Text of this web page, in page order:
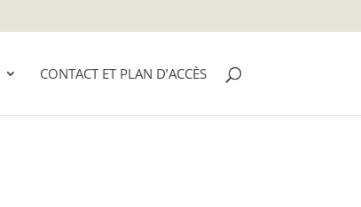
CONTACT ET PLAN D’ACCÈS